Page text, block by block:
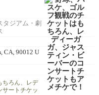
タジアム・劇
, CA, 90012 U
ちろん、レデ
サートチケッ